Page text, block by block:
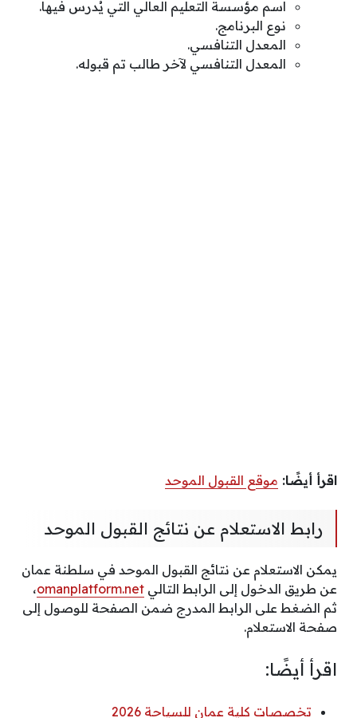
اسم مؤسسة التعليم العالي التي يُدرس فيها.
نوع البرنامج.
المعدل التنافسي.
المعدل التنافسي لآخر طالب تم قبوله.
اقرأ أيضًا: موقع القبول الموحد
رابط الاستعلام عن نتائج القبول الموحد
يمكن الاستعلام عن نتائج القبول الموحد في سلطنة عمان
عن طريق الدخول إلى الرابط التالي omanplatform.net،
ثم الضغط على الرابط المدرج ضمن الصفحة للوصول إلى
صفحة الاستعلام.
اقرأ أيضًا:
تخصصات كلية عمان للسياحة 2026